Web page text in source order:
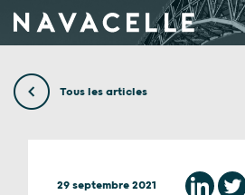
Tous les articles
29 septembre 2021